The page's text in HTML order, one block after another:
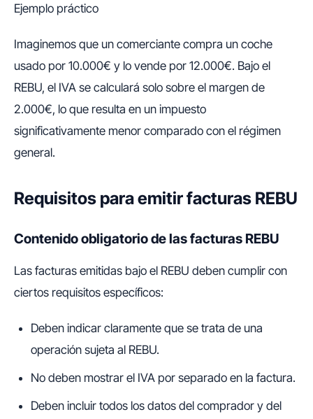
Ejemplo práctico
Imaginemos que un comerciante compra un coche
usado por 10.000€ y lo vende por 12.000€. Bajo el
REBU, el IVA se calculará solo sobre el margen de
2.000€, lo que resulta en un impuesto
significativamente menor comparado con el régimen
general.
Requisitos para emitir facturas REBU
Contenido obligatorio de las facturas REBU
Las facturas emitidas bajo el REBU deben cumplir con
ciertos requisitos específicos:
Deben indicar claramente que se trata de una
operación sujeta al REBU.
No deben mostrar el IVA por separado en la factura.
Deben incluir todos los datos del comprador y del